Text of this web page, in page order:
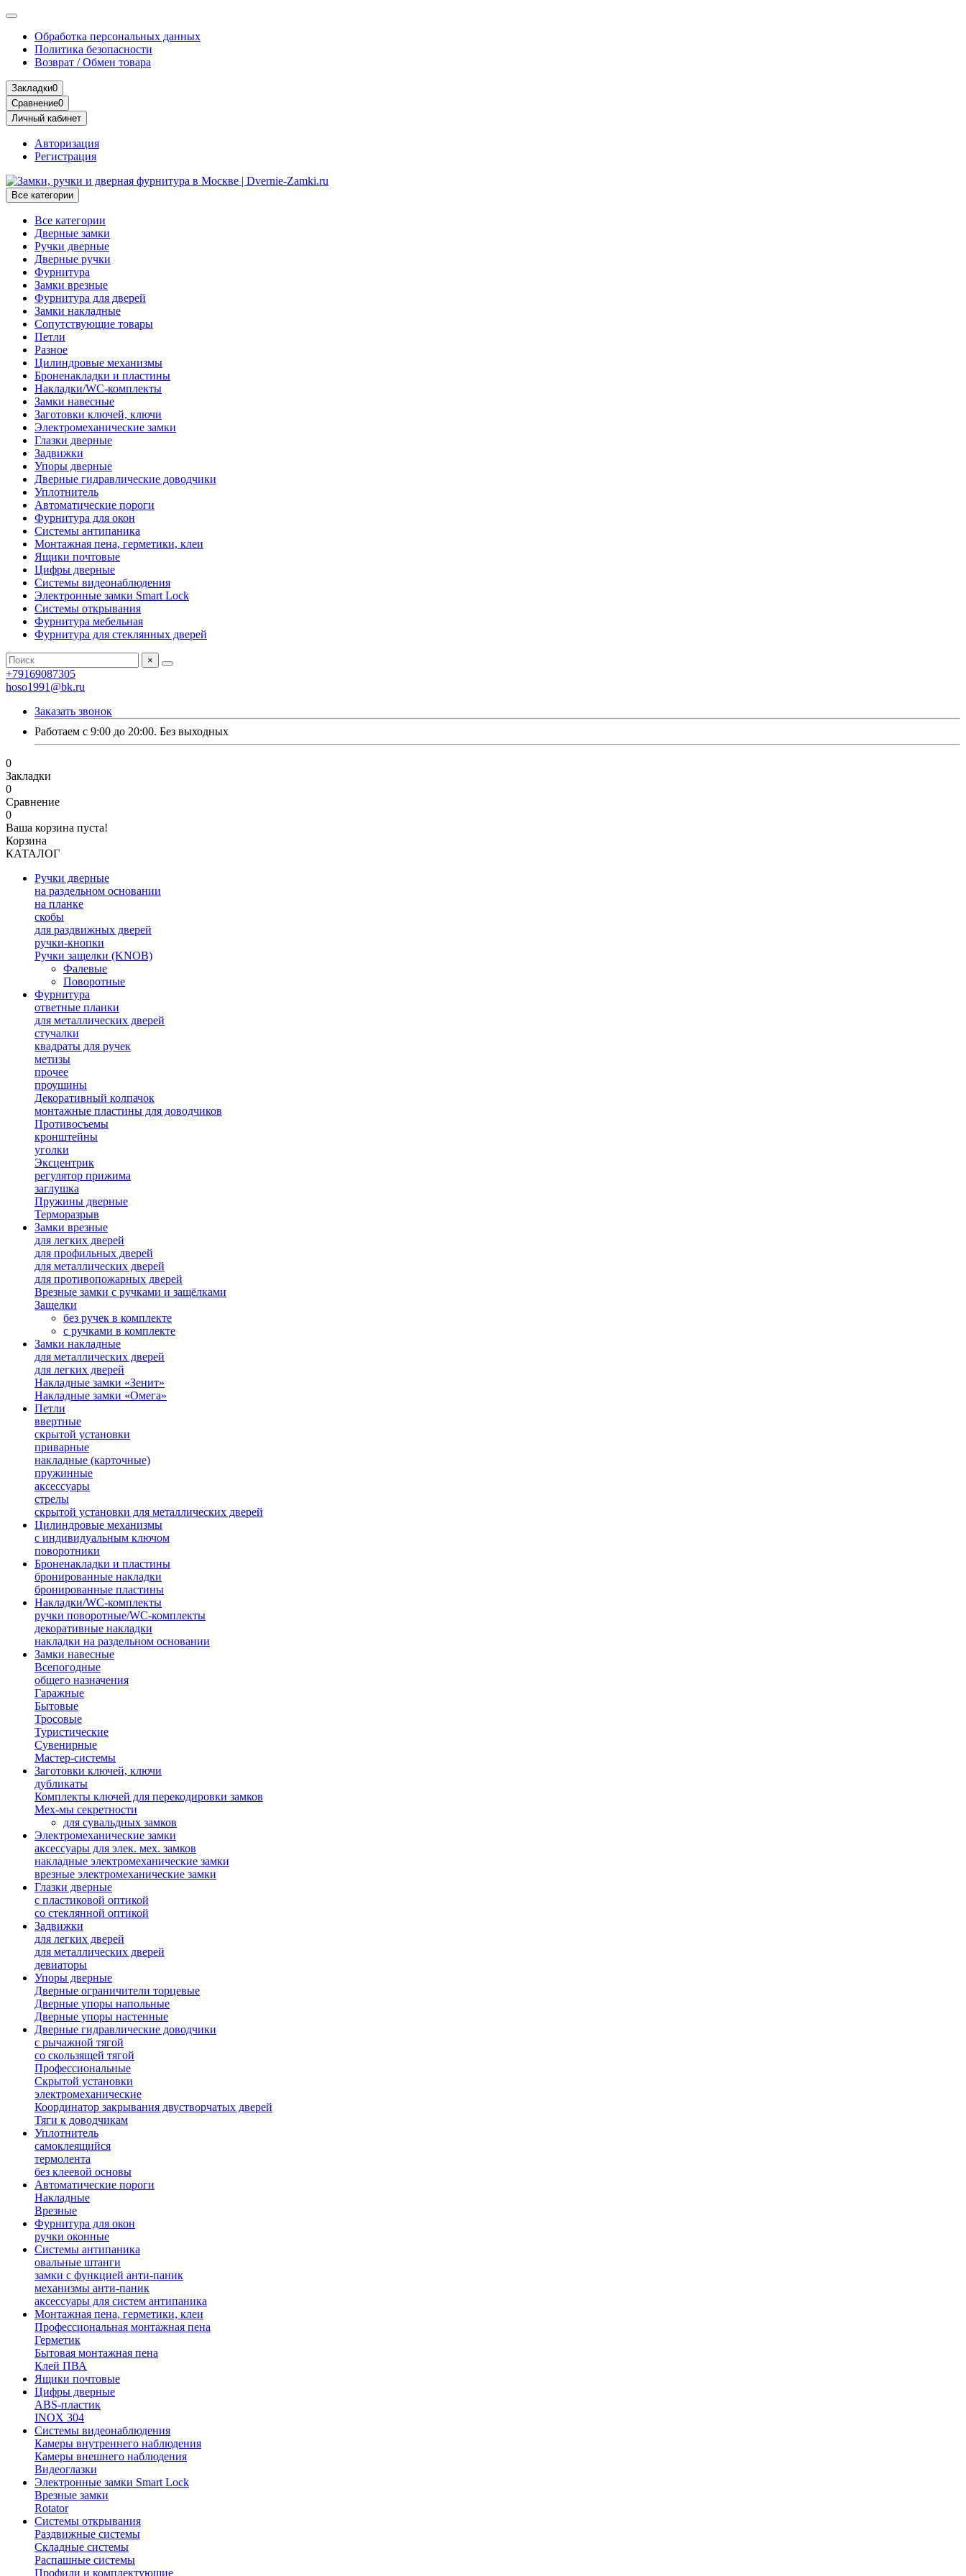
Обработка персональных данных
Политика безопасности
Возврат / Обмен товара
Закладки0
Сравнение0
Личный кабинет
Авторизация
Регистрация
Все категории
Все категории
Дверные замки
Ручки дверные
Дверные ручки
Фурнитура
Замки врезные
Фурнитура для дверей
Замки накладные
Сопутствующие товары
Петли
Разное
Цилиндровые механизмы
Броненакладки и пластины
Накладки/WC-комплекты
Замки навесные
Заготовки ключей, ключи
Электромеханические замки
Глазки дверные
Задвижки
Упоры дверные
Дверные гидравлические доводчики
Уплотнитель
Автоматические пороги
Фурнитура для окон
Системы антипаника
Монтажная пена, герметики, клеи
Ящики почтовые
Цифры дверные
Системы видеонаблюдения
Электронные замки Smart Lock
Системы открывания
Фурнитура мебельная
Фурнитура для стеклянных дверей
×
+79169087305
hoso1991@bk.ru
Заказать звонок
Работаем с 9:00 до 20:00. Без выходных
0
Закладки
0
Сравнение
0
Ваша корзина пуста!
Корзина
КАТАЛОГ
Ручки дверные
на раздельном основании
на планке
скобы
для раздвижных дверей
ручки-кнопки
Ручки защелки (KNOB)
Фалевые
Поворотные
Фурнитура
ответные планки
для металлических дверей
стучалки
квадраты для ручек
метизы
прочее
проушины
Декоративный колпачок
монтажные пластины для доводчиков
Противосъемы
кронштейны
уголки
Эксцентрик
регулятор прижима
заглушка
Пружины дверные
Терморазрыв
Замки врезные
для легких дверей
для профильных дверей
для металлических дверей
для противопожарных дверей
Врезные замки с ручками и защёлками
Защелки
без ручек в комплекте
с ручками в комплекте
Замки накладные
для металлических дверей
для легких дверей
Накладные замки «Зенит»
Накладные замки «Омега»
Петли
ввертные
скрытой установки
приварные
накладные (карточные)
пружинные
аксессуары
стрелы
скрытой установки для металлических дверей
Цилиндровые механизмы
с индивидуальным ключом
поворотники
Броненакладки и пластины
бронированные накладки
бронированные пластины
Накладки/WC-комплекты
ручки поворотные/WC-комплекты
декоративные накладки
накладки на раздельном основании
Замки навесные
Всепогодные
общего назначения
Гаражные
Бытовые
Тросовые
Туристические
Сувенирные
Мастер-системы
Заготовки ключей, ключи
дубликаты
Комплекты ключей для перекодировки замков
Мех-мы секретности
для сувальдных замков
Электромеханические замки
аксессуары для элек. мех. замков
накладные электромеханические замки
врезные электромеханические замки
Глазки дверные
с пластиковой оптикой
со стеклянной оптикой
Задвижки
для легких дверей
для металлических дверей
девиаторы
Упоры дверные
Дверные ограничители торцевые
Дверные упоры напольные
Дверные упоры настенные
Дверные гидравлические доводчики
с рычажной тягой
со скользящей тягой
Профессиональные
Скрытой установки
электромеханические
Координатор закрывания двустворчатых дверей
Тяги к доводчикам
Уплотнитель
самоклеящийся
термолента
без клеевой основы
Автоматические пороги
Накладные
Врезные
Фурнитура для окон
ручки оконные
Системы антипаника
овальные штанги
замки с функцией анти-паник
механизмы анти-паник
аксессуары для систем антипаника
Монтажная пена, герметики, клеи
Профессиональная монтажная пена
Герметик
Бытовая монтажная пена
Клей ПВА
Ящики почтовые
Цифры дверные
ABS-пластик
INOX 304
Системы видеонаблюдения
Камеры внутреннего наблюдения
Камеры внешнего наблюдения
Видеоглазки
Электронные замки Smart Lock
Врезные замки
Rotator
Системы открывания
Раздвижные системы
Складные системы
Распашные системы
Профили и комплектующие